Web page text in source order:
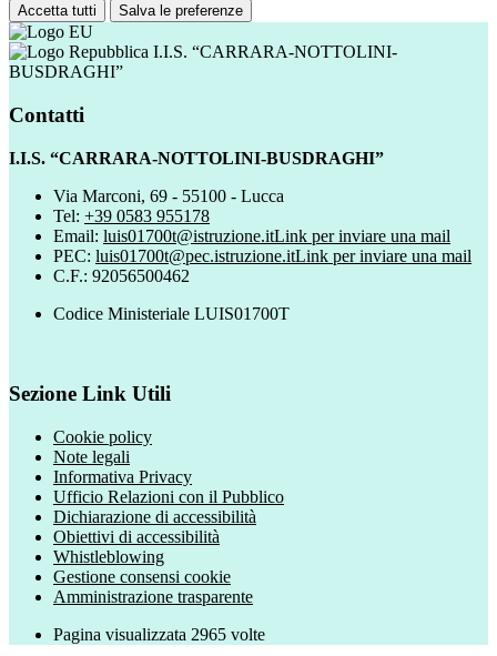
Accetta tutti Salva le preferenze
I.I.S. “CARRARA-NOTTOLINI-
BUSDRAGHI”
Contatti
I.I.S. “CARRARA-NOTTOLINI-BUSDRAGHI”
Via Marconi, 69 - 55100 - Lucca
Tel: +39 0583 955178
Email: luis01700t@istruzione.itLink per inviare una mail
PEC: luis01700t@pec.istruzione.itLink per inviare una mail
C.F.: 92056500462
Codice Ministeriale LUIS01700T
Sezione Link Utili
Cookie policy
Note legali
Informativa Privacy
Ufficio Relazioni con il Pubblico
Dichiarazione di accessibilità
Obiettivi di accessibilità
Whistleblowing
Gestione consensi cookie
Amministrazione trasparente
Pagina visualizzata 2965 volte